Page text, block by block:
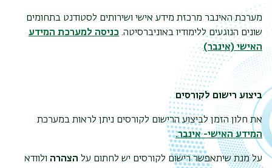
מערכת האינבר מרכזת מידע אישי ושירותים לסטודנט בתחומים
שונים הנוגעים ללימודיו באוניברסיטה. כניסה למערכת המידע
האישי (אינבר)
ביצוע רישום לקורסים
את חלון הזמן לביצוע הרישום לקורסים ניתן לראות במערכת
המידע האישי- אינבר.
על מנת שיתאפשר רישום לקורסים יש לחתום על הצהרה ולוודא